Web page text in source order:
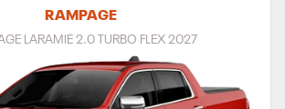
RAMPAGE
LARAMIE 2.0 TURBO FLEX 2027